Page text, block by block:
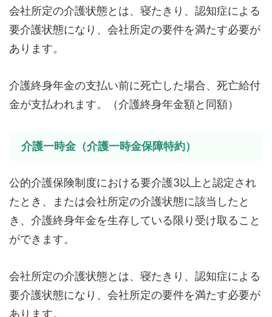
会社所定の介護状態とは、寝たきり、認知症による
要介護状態になり、会社所定の要件を満たす必要が
あります。
介護終身年金の支払い前に死亡した場合、死亡給付
金が支払われます。（介護終身年金額と同額）
介護一時金（介護一時金保障特約）
公的介護保険制度における要介護3以上と認定され
たとき、または会社所定の介護状態に該当したと
き、介護終身年金を生存している限り受け取ること
ができます。
会社所定の介護状態とは、寝たきり、認知症による
要介護状態になり、会社所定の要件を満たす必要が
あります。